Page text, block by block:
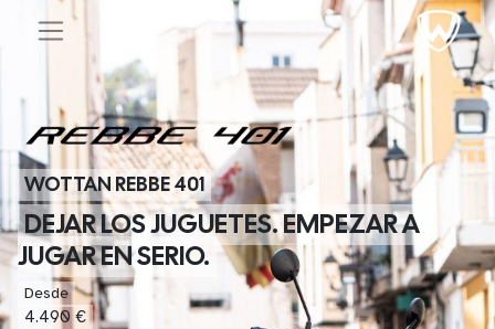
WOTTAN REBBE 401
DEJAR LOS JUGUETES. EMPEZAR A
JUGAR EN SERIO.
Desde
4.490 €